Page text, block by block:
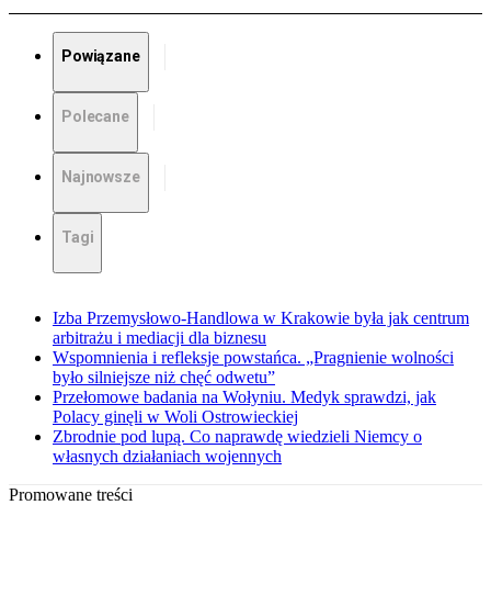
Powiązane
Polecane
Najnowsze
Tagi
Izba Przemysłowo-Handlowa w Krakowie była jak centrum
arbitrażu i mediacji dla biznesu
Wspomnienia i refleksje powstańca. „Pragnienie wolności
było silniejsze niż chęć odwetu”
Przełomowe badania na Wołyniu. Medyk sprawdzi, jak
Polacy ginęli w Woli Ostrowieckiej
Zbrodnie pod lupą. Co naprawdę wiedzieli Niemcy o
własnych działaniach wojennych
Promowane treści